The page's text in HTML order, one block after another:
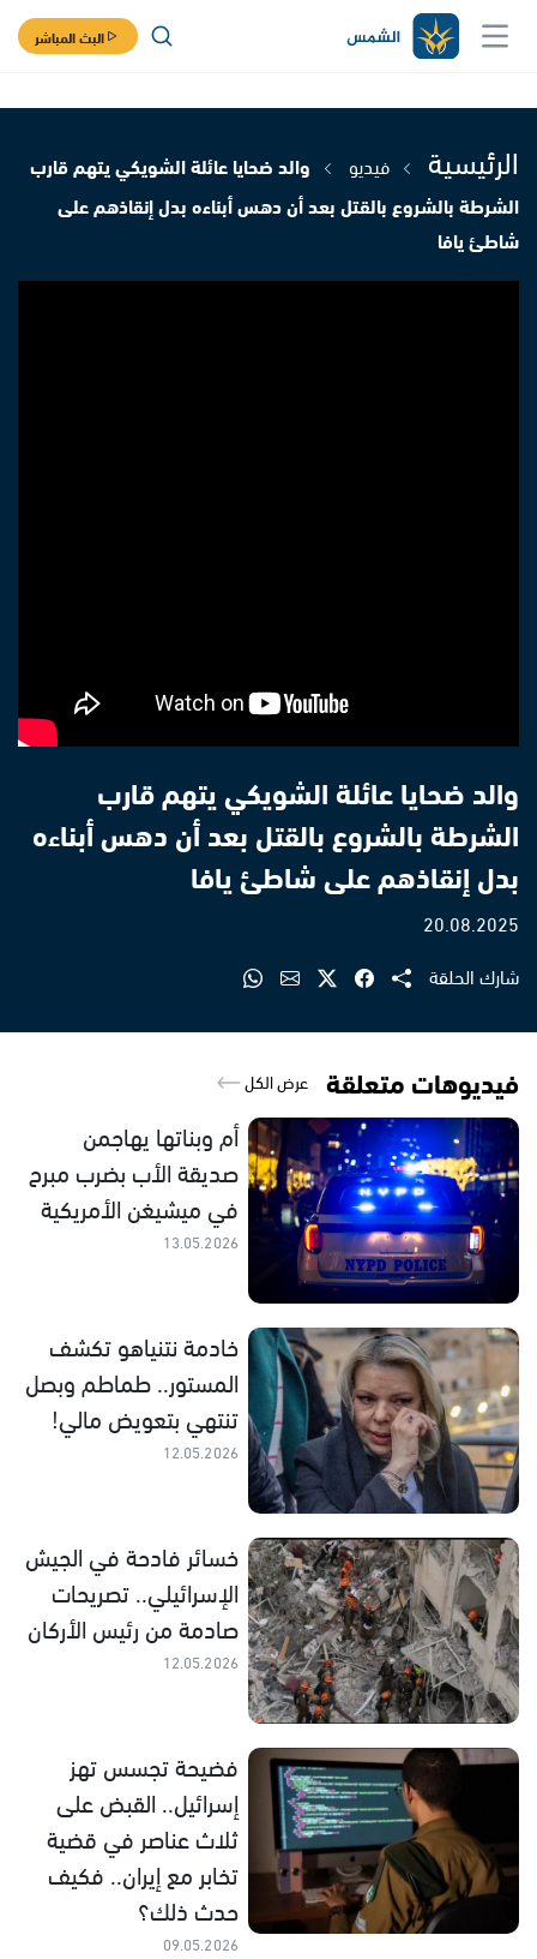
البث المباشر
الرئيسية فيديو
والد ضحايا عائلة الشويكي يتهم قارب
الشرطة بالشروع بالقتل بعد أن دهس أبناءه بدل إنقاذهم على
شاطئ يافا
والد ضحايا عائلة الشويكي يتهم قارب
الشرطة بالشروع بالقتل بعد أن دهس أبناءه
بدل إنقاذهم على شاطئ يافا
20.08.2025
شارك الحلقة
فيديوهات متعلقة عرض الكل
أم وبناتها يهاجمن
صديقة الأب بضرب مبرح
في ميشيغن الأمريكية
13.05.2026
خادمة نتنياهو تكشف
المستور.. طماطم وبصل
تنتهي بتعويض مالي!
12.05.2026
خسائر فادحة في الجيش
الإسرائيلي.. تصريحات
صادمة من رئيس الأركان
12.05.2026
فضيحة تجسس تهز
إسرائيل.. القبض على
ثلاث عناصر في قضية
تخابر مع إيران.. فكيف
حدث ذلك؟
09.05.2026